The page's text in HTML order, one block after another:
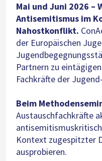
Mai und Juni 2026 –
Antisemitismus im
Nahostkonflikt.
der Europäischen
Partnern zu
Fachkräfte der
Beim
Austauschfachkräfte
Kontext zugespitzter
ausprobieren.